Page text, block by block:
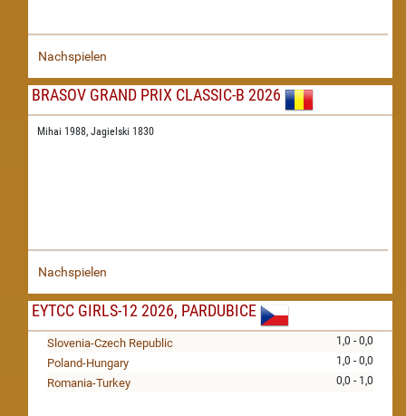
Nachspielen
BRASOV GRAND PRIX CLASSIC-B 2026
Mihai 1988, Jagielski 1830
Nachspielen
EYTCC GIRLS-12 2026, PARDUBICE
1,0 - 0,0
Slovenia-Czech Republic
1,0 - 0,0
Poland-Hungary
0,0 - 1,0
Romania-Turkey